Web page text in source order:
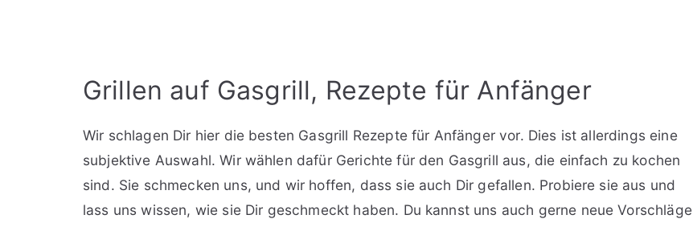
Grillen auf Gasgrill, Rezepte für Anfänger
Wir schlagen Dir hier die besten Gasgrill Rezepte für Anfänger vor. Dies ist allerdings eine
subjektive Auswahl. Wir wählen dafür Gerichte für den Gasgrill aus, die einfach zu kochen
sind. Sie schmecken uns, und wir hoffen, dass sie auch Dir gefallen. Probiere sie aus und
lass uns wissen, wie sie Dir geschmeckt haben. Du kannst uns auch gerne neue Vorschläge